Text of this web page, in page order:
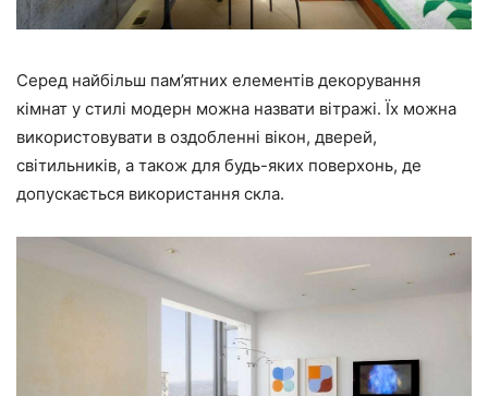
Серед найбільш пам’ятних елементів декорування
кімнат у стилі модерн можна назвати вітражі. Їх можна
використовувати в оздобленні вікон, дверей,
світильників, а також для будь-яких поверхонь, де
допускається використання скла.